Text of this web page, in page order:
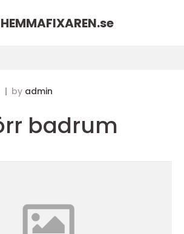
HEMMAFIXAREN.se
by admin
badrum